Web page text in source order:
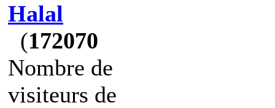
Halal
(172070
Nombre de
visiteurs de